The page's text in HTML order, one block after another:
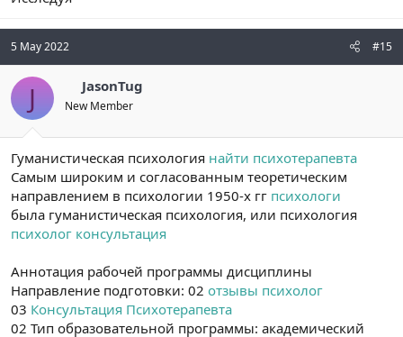
5 May 2022 #15
J JasonTug
New Member
Гуманистическая психология найти психотерапевта
Самым широким и согласованным теоретическим
направлением в психологии 1950-х гг психологи
была гуманистическая психология, или психология
психолог консультация
Аннотация рабочей программы дисциплины
Направление подготовки: 02 отзывы психолог
03 Консультация Психотерапевта
02 Тип образовательной программы: академический